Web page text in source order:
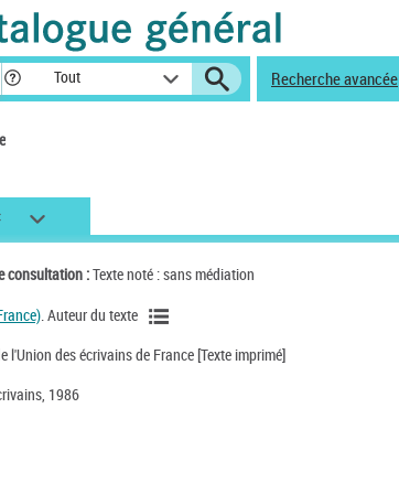
Tout Recherche avancée
consultation :Texte noté : sans médiation
. Auteur du texte
l'Union des écrivains de France [Texte imprimé]
1986